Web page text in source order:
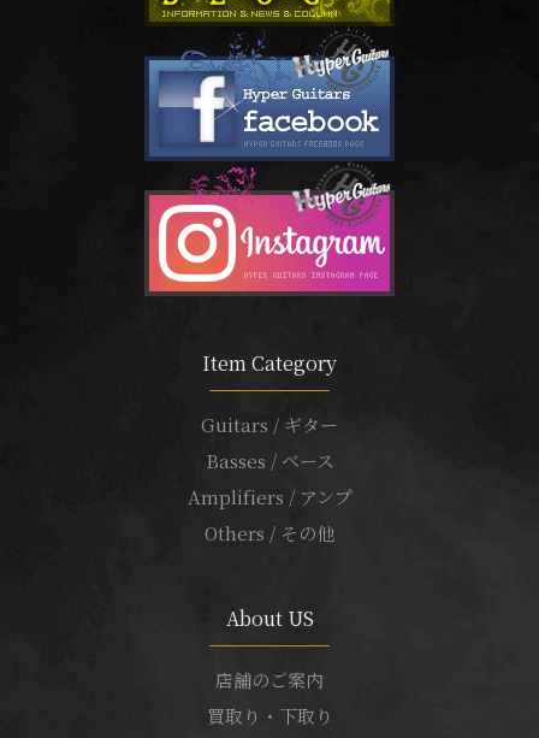
Item Category
Guitars / ギター
Basses / ベース
Amplifiers / アンプ
Others / その他
About US
店舗のご案内
買取り・下取り